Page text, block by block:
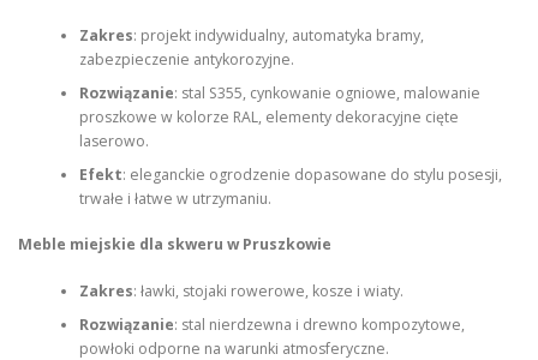
Zakres: projekt indywidualny, automatyka bramy,
zabezpieczenie antykorozyjne.
Rozwiązanie: stal S355, cynkowanie ogniowe, malowanie
proszkowe w kolorze RAL, elementy dekoracyjne cięte
laserowo.
Efekt: eleganckie ogrodzenie dopasowane do stylu posesji,
trwałe i łatwe w utrzymaniu.
Meble miejskie dla skweru w Pruszkowie
Zakres: ławki, stojaki rowerowe, kosze i wiaty.
Rozwiązanie: stal nierdzewna i drewno kompozytowe,
powłoki odporne na warunki atmosferyczne.